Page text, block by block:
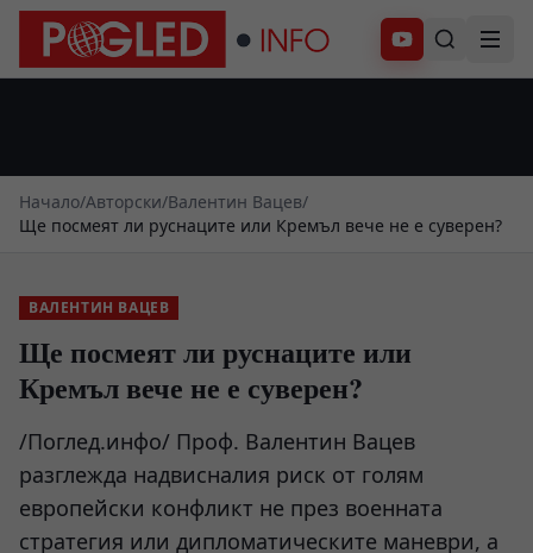
Абонирай се
Начало/Авторски/Валентин Вацев/
Ще посмеят ли руснаците или Кремъл вече не е суверен?
ВАЛЕНТИН ВАЦЕВ
Ще посмеят ли руснаците или
Кремъл вече не е суверен?
/Поглед.инфо/ Проф. Валентин Вацев
разглежда надвисналия риск от голям
европейски конфликт не през военната
стратегия или дипломатическите маневри, а